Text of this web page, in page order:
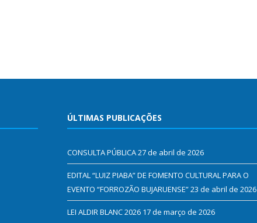
ÚLTIMAS PUBLICAÇÕES
CONSULTA PÚBLICA27 de abril de 2026
EDITAL “LUIZ PIABA” DE FOMENTO CULTURAL PARA O
EVENTO “FORROZÃO BUJARUENSE”23 de abril de 2026
LEI ALDIR BLANC 2026 17 de março de 2026